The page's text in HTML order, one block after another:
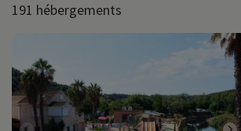
191 hébergements